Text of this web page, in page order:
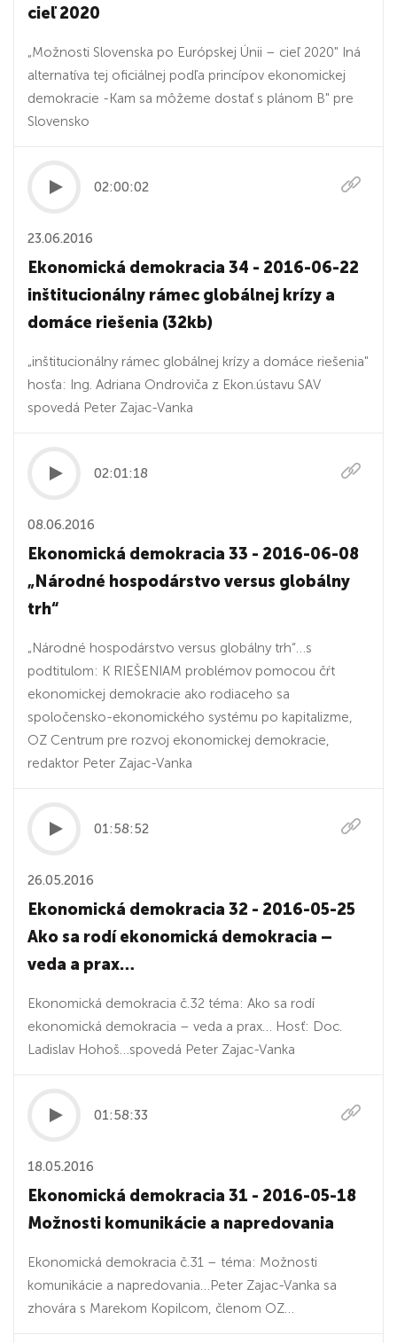
cieľ 2020
„Možnosti Slovenska po Európskej Únii – cieľ 2020" Iná
alternatíva tej oficiálnej podľa princípov ekonomickej
demokracie -Kam sa môžeme dostať s plánom B" pre
Slovensko
02:00:02
23.06.2016
Ekonomická demokracia 34 - 2016-06-22
inštitucionálny rámec globálnej krízy a
domáce riešenia (32kb)
„inštitucionálny rámec globálnej krízy a domáce riešenia"
hosťa: Ing. Adriana Ondroviča z Ekon.ústavu SAV
spovedá Peter Zajac-Vanka
02:01:18
08.06.2016
Ekonomická demokracia 33 - 2016-06-08
„Národné hospodárstvo versus globálny
trh“
„Národné hospodárstvo versus globálny trh“…s
podtitulom: K RIEŠENIAM problémov pomocou čŕt
ekonomickej demokracie ako rodiaceho sa
spoločensko-ekonomického systému po kapitalizme,
OZ Centrum pre rozvoj ekonomickej demokracie,
redaktor Peter Zajac-Vanka
01:58:52
26.05.2016
Ekonomická demokracia 32 - 2016-05-25
Ako sa rodí ekonomická demokracia –
veda a prax…
Ekonomická demokracia č.32 téma: Ako sa rodí
ekonomická demokracia – veda a prax… Hosť: Doc.
Ladislav Hohoš…spovedá Peter Zajac-Vanka
01:58:33
18.05.2016
Ekonomická demokracia 31 - 2016-05-18
Možnosti komunikácie a napredovania
Ekonomická demokracia č.31 – téma: Možnosti
komunikácie a napredovania…Peter Zajac-Vanka sa
zhovára s Marekom Kopilcom, členom OZ…